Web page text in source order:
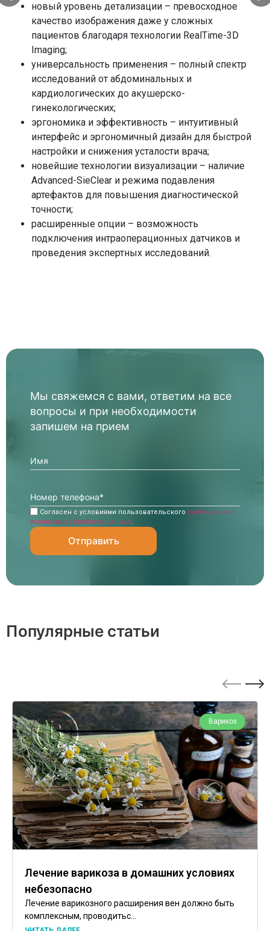
новый уровень детализации – превосходное
качество изображения даже у сложных
пациентов благодаря технологии RealTime-3D
Imaging;
универсальность применения – полный спектр
исследований от абдоминальных и
кардиологических до акушерско-
гинекологических;
эргономика и эффективность – интуитивный
интерфейс и эргономичный дизайн для быстрой
настройки и снижения усталости врача;
новейшие технологии визуализации – наличие
Advanced-SieClear и режима подавления
артефактов для повышения диагностической
точности;
расширенные опции – возможность
подключения интраоперационных датчиков и
проведения экспертных исследований.
уничтожая болезнетворные микробы в зоне
воздействия.
Минимальный дискомфорт. Воздействие лазера
мягкое, поэтому большинство процедур
проводятся вообще без боли.
Короткий период восстановления. За счет
щадящего воздействия на ткани организм
восстанавливается быстрее, чем после
классической операции.
Высокая точность и сохранение здоровых
тканей. Хирург с ювелирной точностью
контролирует область воздействия. Лазер
удаляет только поврежденные клетки, не
затрагивая окружающие здоровые ткани.
Мы свяжемся с вами, ответим на все
вопросы и при необходимости
запишем на прием
Согласен с условиями пользовательского соглашения и
условиями обработки данных.
Популярные статьи
Варикоз
Лечение варикоза в домашних условиях
небезопасно
Лечение варикозного расширения вен должно быть
комплексным, проводитьс...